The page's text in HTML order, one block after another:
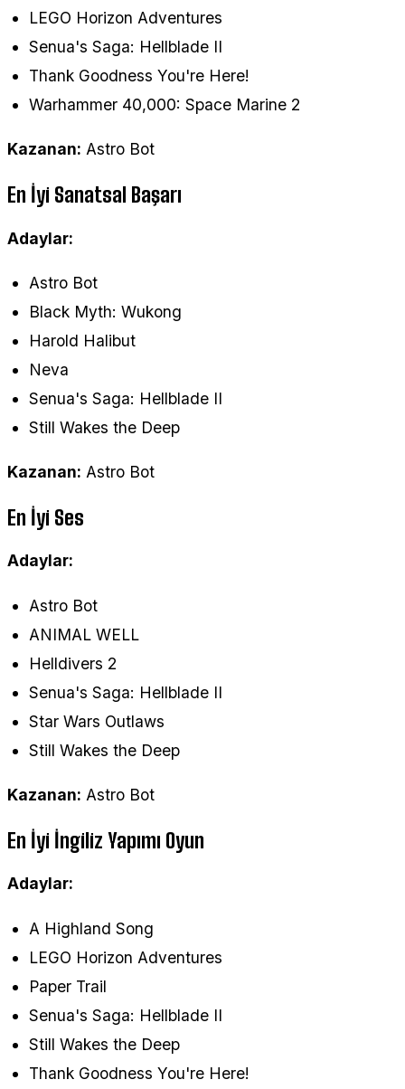
LEGO Horizon Adventures
Senua's Saga: Hellblade II
Thank Goodness You're Here!
Warhammer 40,000: Space Marine 2
Kazanan: Astro Bot
En İyi Sanatsal Başarı
Adaylar:
Astro Bot
Black Myth: Wukong
Harold Halibut
Neva
Senua's Saga: Hellblade II
Still Wakes the Deep
Kazanan: Astro Bot
En İyi Ses
Adaylar:
Astro Bot
ANIMAL WELL
Helldivers 2
Senua's Saga: Hellblade II
Star Wars Outlaws
Still Wakes the Deep
Kazanan: Astro Bot
En İyi İngiliz Yapımı Oyun
Adaylar:
A Highland Song
LEGO Horizon Adventures
Paper Trail
Senua's Saga: Hellblade II
Still Wakes the Deep
Thank Goodness You're Here!